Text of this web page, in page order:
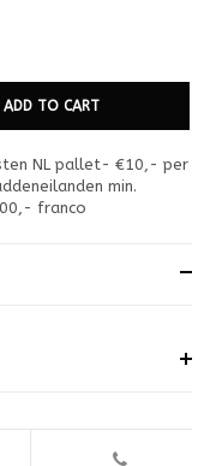
ADD TO CART
NL pallet- €10,- per
min.
franco